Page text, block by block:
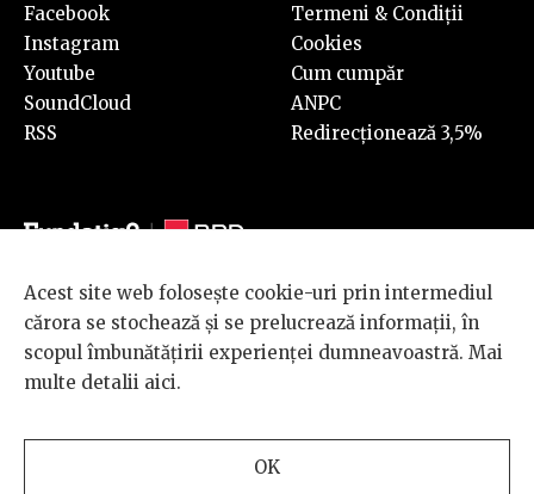
Facebook
Instagram
Youtube
SoundCloud
RSS
Termeni & Condiții
Cookies
Cum cumpăr
ANPC
Redirecționează 3,5%
© 2026 BRD Groupe Société Générale, toate drepturile rezervate.
Scena 9 este un proiect sustinut de
BRD GROUPE SOCIÉTÉ
GÉNÉRALE
Acest site web folosește cookie-uri prin intermediul
cărora se stochează și se prelucrează informații, în
scopul îmbunătățirii experienței dumneavoastră. Mai
multe detalii aici.
OK